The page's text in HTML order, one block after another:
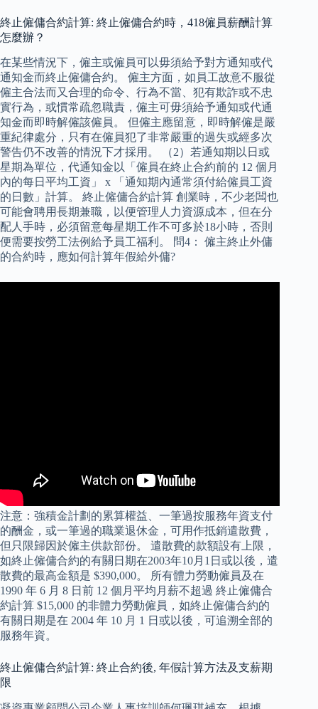
終止僱傭合約計算: 終止僱傭合約時，418僱員薪酬計算
怎麼辦？
在某些情況下，僱主或僱員可以毋須給予對方通知或代
通知金而終止僱傭合約。 僱主方面，如員工故意不服從
僱主合法而又合理的命令、行為不當、犯有欺詐或不忠
實行為，或慣常疏忽職責，僱主可毋須給予通知或代通
知金而即時解僱該僱員。 但僱主應留意，即時解僱是嚴
重紀律處分，只有在僱員犯了非常嚴重的過失或經多次
警告仍不改善的情況下才採用。 （2）若通知期以日或
星期為單位，代通知金以「僱員在終止合約前的 12 個月
內的每日平均工資」 x 「通知期內通常須付給僱員工資
的日數」計算。 終止僱傭合約計算 創業時，不少老闆也
可能會聘用長期兼職，以便管理人力資源成本，但在分
配人手時，必須留意每星期工作不可多於18小時，否則
便需要按勞工法例給予員工福利。 問4： 僱主終止外傭
的合約時，應如何計算年假給外傭?
注意：強積金計劃的累算權益、一筆過按服務年資支付
的酬金，或一筆過的職業退休金，可用作抵銷遣散費，
但只限歸因於僱主供款部份。 遣散費的款額設有上限，
如終止僱傭合約的有關日期在2003年10月1日或以後，遣
散費的最高金額是 $390,000。 所有體力勞動僱員及在
1990 年 6 月 8 日前 12 個月平均月薪不超過 終止僱傭合
約計算 $15,000 的非體力勞動僱員，如終止僱傭合約的
有關日期是在 2004 年 10 月 1 日或以後，可追溯全部的
服務年資。
終止僱傭合約計算: 終止合約後, 年假計算方法及支薪期
限